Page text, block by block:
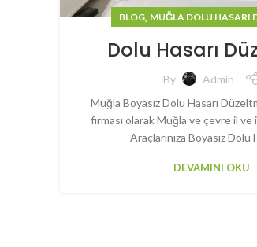
BLOG, MUĞLA DOLU HASARI
Dolu Hasarı
By
Admin
Muğla Boyasız Dolu Hasarı
firması olarak Muğla ve çevre il
Araçlarınıza Boyasız Dolu
DEVAMINI OKU